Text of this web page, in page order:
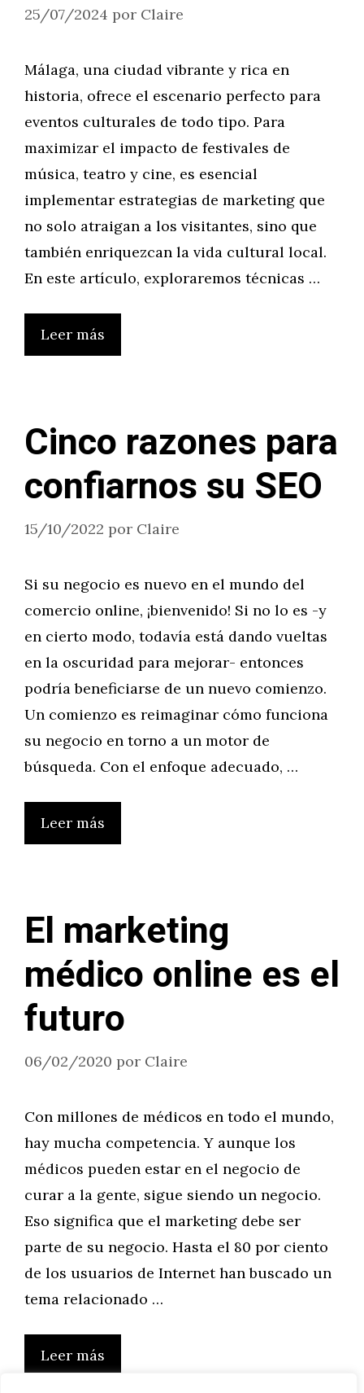
25/07/2024 por Claire
Málaga, una ciudad vibrante y rica en
historia, ofrece el escenario perfecto para
eventos culturales de todo tipo. Para
maximizar el impacto de festivales de
música, teatro y cine, es esencial
implementar estrategias de marketing que
no solo atraigan a los visitantes, sino que
también enriquezcan la vida cultural local.
En este artículo, exploraremos técnicas …
Leer más
Cinco razones para
confiarnos su SEO
15/10/2022 por Claire
Si su negocio es nuevo en el mundo del
comercio online, ¡bienvenido! Si no lo es -y
en cierto modo, todavía está dando vueltas
en la oscuridad para mejorar- entonces
podría beneficiarse de un nuevo comienzo.
Un comienzo es reimaginar cómo funciona
su negocio en torno a un motor de
búsqueda. Con el enfoque adecuado, …
Leer más
El marketing
médico online es el
futuro
06/02/2020 por Claire
Con millones de médicos en todo el mundo,
hay mucha competencia. Y aunque los
médicos pueden estar en el negocio de
curar a la gente, sigue siendo un negocio.
Eso significa que el marketing debe ser
parte de su negocio. Hasta el 80 por ciento
de los usuarios de Internet han buscado un
tema relacionado …
Leer más